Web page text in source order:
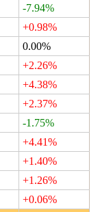
-7.94%
+0.98%
0.00%
+2.26%
+4.38%
+2.37%
-1.75%
+4.41%
+1.40%
+1.26%
+0.06%